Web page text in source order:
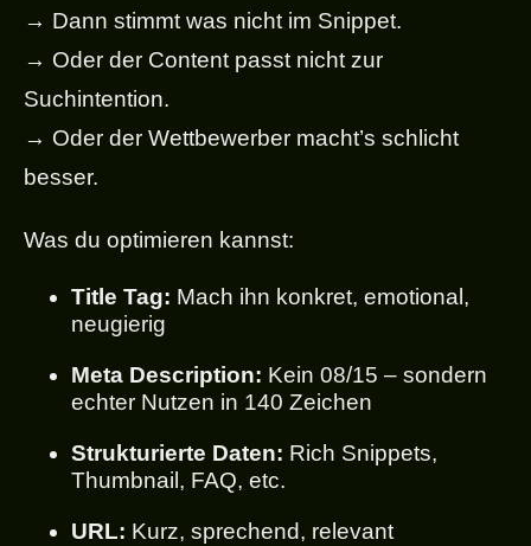
→ Dann stimmt was nicht im Snippet.
→ Oder der Content passt nicht zur
Suchintention.
→ Oder der Wettbewerber macht’s schlicht
besser.
Was du optimieren kannst:
Title Tag: Mach ihn konkret, emotional,
neugierig
Meta Description: Kein 08/15 – sondern
echter Nutzen in 140 Zeichen
Strukturierte Daten: Rich Snippets,
Thumbnail, FAQ, etc.
URL: Kurz, sprechend, relevant